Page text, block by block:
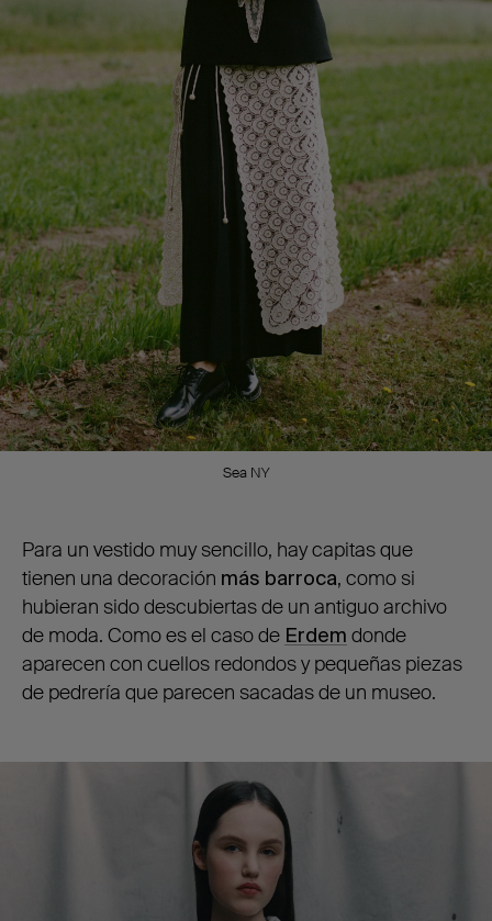
Sea NY
Para un vestido muy sencillo, hay capitas que
tienen una decoración más barroca, como si
hubieran sido descubiertas de un antiguo archivo
de moda. Como es el caso de Erdem donde
aparecen con cuellos redondos y pequeñas piezas
de pedrería que parecen sacadas de un museo.